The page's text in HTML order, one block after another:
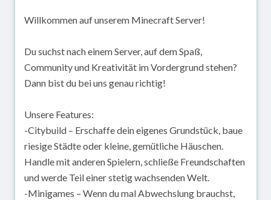
Willkommen auf unserem Minecraft Server!
Du suchst nach einem Server, auf dem Spaß,
Community und Kreativität im Vordergrund stehen?
Dann bist du bei uns genau richtig!
Unsere Features:
-Citybuild – Erschaffe dein eigenes Grundstück, baue
riesige Städte oder kleine, gemütliche Häuschen.
Handle mit anderen Spielern, schließe Freundschaften
und werde Teil einer stetig wachsenden Welt.
-Minigames – Wenn du mal Abwechslung brauchst,